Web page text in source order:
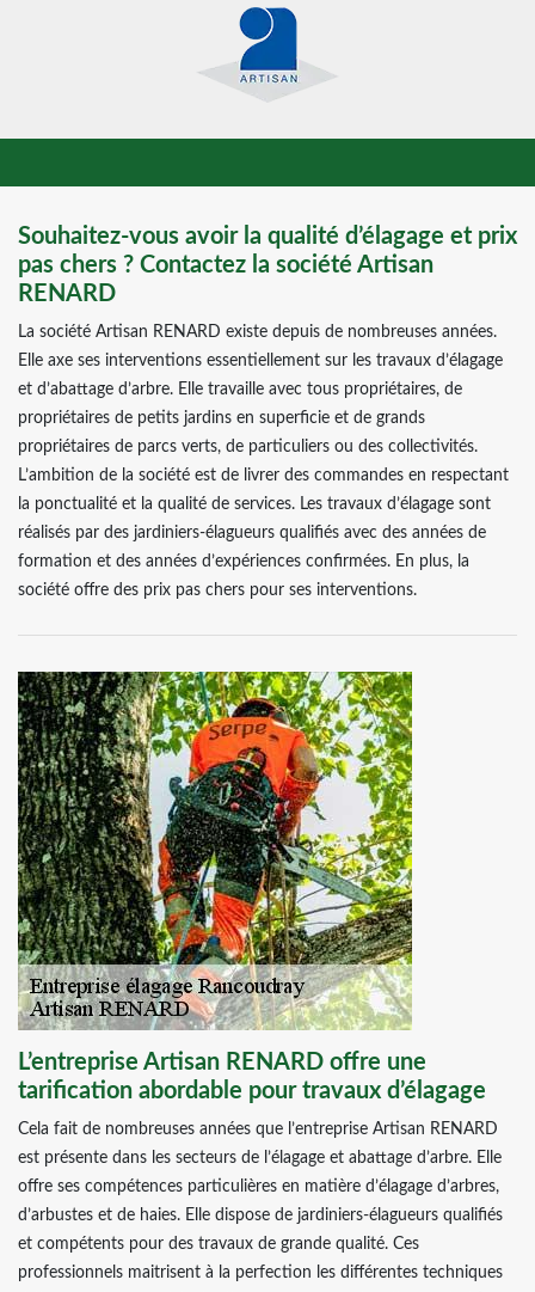
Souhaitez-vous avoir la qualité d’élagage et prix
pas chers ? Contactez la société Artisan
RENARD
La société Artisan RENARD existe depuis de nombreuses années.
Elle axe ses interventions essentiellement sur les travaux d’élagage
et d’abattage d’arbre. Elle travaille avec tous propriétaires, de
propriétaires de petits jardins en superficie et de grands
propriétaires de parcs verts, de particuliers ou des collectivités.
L’ambition de la société est de livrer des commandes en respectant
la ponctualité et la qualité de services. Les travaux d’élagage sont
réalisés par des jardiniers-élagueurs qualifiés avec des années de
formation et des années d’expériences confirmées. En plus, la
société offre des prix pas chers pour ses interventions.
L’entreprise Artisan RENARD offre une
tarification abordable pour travaux d’élagage
Cela fait de nombreuses années que l’entreprise Artisan RENARD
est présente dans les secteurs de l’élagage et abattage d’arbre. Elle
offre ses compétences particulières en matière d’élagage d’arbres,
d’arbustes et de haies. Elle dispose de jardiniers-élagueurs qualifiés
et compétents pour des travaux de grande qualité. Ces
professionnels maitrisent à la perfection les différentes techniques